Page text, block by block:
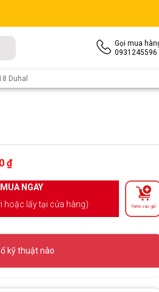
Gọi mua
0931245596
Duhal
là: 358.000 ₫.
₫Giá hiện tại là: 250.600 ₫.
MUA NGAY
hoặc lấy tại cửa hàng)
Thêm vào giỏ
kỹ thuật nào